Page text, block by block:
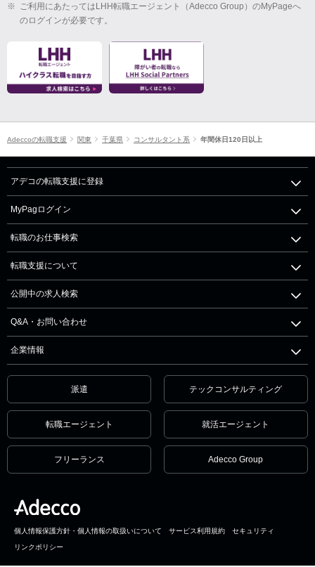
※ ご利用にあたってはLHH転職エージェント（Adecco Group）のMyPageへ
のログインが必要です。
Adeccoの転職支援 関東 千葉県 コンサルタント系 年間休日120日以上
アデコの転職支援に登録
MyPagログイン
転職のお仕事検索
転職支援について
公開中の求人検索
Q&A・お問い合わせ
企業情報
派遣 テックコンサルティング
転職エージェント 就活エージェント
フリーランス Adecco Group
個人情報保護方針・個人情報の取扱いについて サービス利用規約 セキュリティ
リンクポリシー